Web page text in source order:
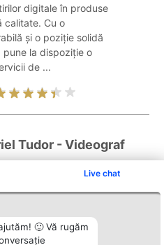
Live chat
🙂 Vă rugăm
digitale în produse
calitate. Cu o
și o poziție solidă
la dispoziție o
de ...
Tudor - Videograf
pe surprinderea
din cadrul unor